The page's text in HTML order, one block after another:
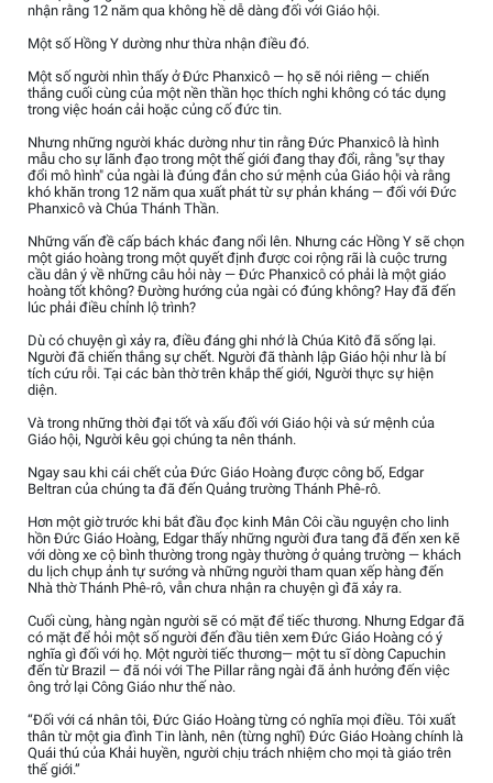
nhận rằng 12 năm qua không hề dễ dàng đối với Giáo hội.
Một số Hồng Y dường như thừa nhận điều đó.
Một số người nhìn thấy ở Đức Phanxicô — họ sẽ nói riêng — chiến
thắng cuối cùng của một nền thần học thích nghi không có tác dụng
trong việc hoán cải hoặc củng cố đức tin.
Nhưng những người khác dường như tin rằng Đức Phanxicô là hình
mẫu cho sự lãnh đạo trong một thế giới đang thay đổi, rằng "sự thay
đổi mô hình" của ngài là đúng đắn cho sứ mệnh của Giáo hội và rằng
khó khăn trong 12 năm qua xuất phát từ sự phản kháng — đối với Đức
Phanxicô và Chúa Thánh Thần.
Những vấn đề cấp bách khác đang nổi lên. Nhưng các Hồng Y sẽ chọn
một giáo hoàng trong một quyết định được coi rộng rãi là cuộc trưng
cầu dân ý về những câu hỏi này — Đức Phanxicô có phải là một giáo
hoàng tốt không? Đường hướng của ngài có đúng không? Hay đã đến
lúc phải điều chỉnh lộ trình?
Dù có chuyện gì xảy ra, điều đáng ghi nhớ là Chúa Kitô đã sống lại.
Người đã chiến thắng sự chết. Người đã thành lập Giáo hội như là bí
tích cứu rỗi. Tại các bàn thờ trên khắp thế giới, Người thực sự hiện
diện.
Và trong những thời đại tốt và xấu đối với Giáo hội và sứ mệnh của
Giáo hội, Người kêu gọi chúng ta nên thánh.
Ngay sau khi cái chết của Đức Giáo Hoàng được công bố, Edgar
Beltran của chúng ta đã đến Quảng trường Thánh Phê-rô.
Hơn một giờ trước khi bắt đầu đọc kinh Mân Côi cầu nguyện cho linh
hồn Đức Giáo Hoàng, Edgar thấy những người đưa tang đã đến xen kẽ
với dòng xe cộ bình thường trong ngày thường ở quảng trường — khách
du lịch chụp ảnh tự sướng và những người tham quan xếp hàng đến
Nhà thờ Thánh Phê-rô, vẫn chưa nhận ra chuyện gì đã xảy ra.
Cuối cùng, hàng ngàn người sẽ có mặt để tiếc thương. Nhưng Edgar đã
có mặt để hỏi một số người đến đầu tiên xem Đức Giáo Hoàng có ý
nghĩa gì đối với họ. Một người tiếc thương— một tu sĩ dòng Capuchin
đến từ Brazil — đã nói với The Pillar rằng ngài đã ảnh hưởng đến việc
ông trở lại Công Giáo như thế nào.
“Đối với cá nhân tôi, Đức Giáo Hoàng từng có nghĩa mọi điều. Tôi xuất
thân từ một gia đình Tin lành, nên (từng nghĩ) Đức Giáo Hoàng chính là
Quái thú của Khải huyền, người chịu trách nhiệm cho mọi tà giáo trên
thế giới.”